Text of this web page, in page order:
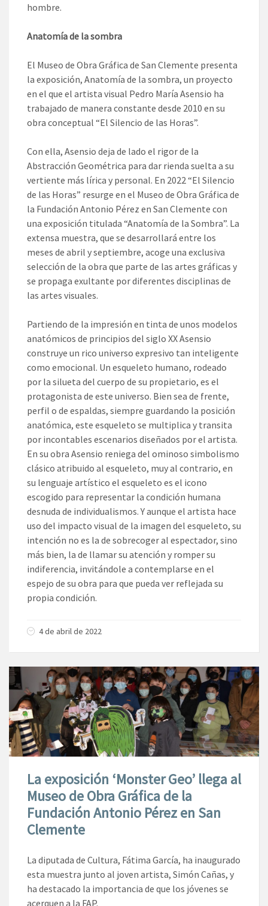
hombre.
Anatomía de la sombra
El Museo de Obra Gráfica de San Clemente presenta
la exposición, Anatomía de la sombra, un proyecto
en el que el artista visual Pedro María Asensio ha
trabajado de manera constante desde 2010 en su
obra conceptual “El Silencio de las Horas”.
Con ella, Asensio deja de lado el rigor de la
Abstracción Geométrica para dar rienda suelta a su
vertiente más lírica y personal. En 2022 “El Silencio
de las Horas” resurge en el Museo de Obra Gráfica de
la Fundación Antonio Pérez en San Clemente con
una exposición titulada “Anatomía de la Sombra”. La
extensa muestra, que se desarrollará entre los
meses de abril y septiembre, acoge una exclusiva
selección de la obra que parte de las artes gráficas y
se propaga exultante por diferentes disciplinas de
las artes visuales.
Partiendo de la impresión en tinta de unos modelos
anatómicos de principios del siglo XX Asensio
construye un rico universo expresivo tan inteligente
como emocional. Un esqueleto humano, rodeado
por la silueta del cuerpo de su propietario, es el
protagonista de este universo. Bien sea de frente,
perfil o de espaldas, siempre guardando la posición
anatómica, este esqueleto se multiplica y transita
por incontables escenarios diseñados por el artista.
En su obra Asensio reniega del ominoso simbolismo
clásico atribuido al esqueleto, muy al contrario, en
su lenguaje artístico el esqueleto es el icono
escogido para representar la condición humana
desnuda de individualismos. Y aunque el artista hace
uso del impacto visual de la imagen del esqueleto, su
intención no es la de sobrecoger al espectador, sino
más bien, la de llamar su atención y romper su
indiferencia, invitándole a contemplarse en el
espejo de su obra para que pueda ver reflejada su
propia condición.
4 de abril de 2022
La exposición ‘Monster Geo’ llega al
Museo de Obra Gráfica de la
Fundación Antonio Pérez en San
Clemente
La diputada de Cultura, Fátima García, ha inaugurado
esta muestra junto al joven artista, Simón Cañas, y
ha destacado la importancia de que los jóvenes se
acerquen a la FAP.